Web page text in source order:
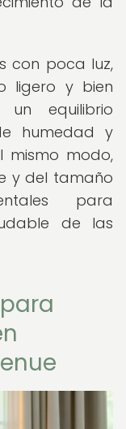
con poca luz,
ligero y bien
un equilibrio
humedad y
mismo modo,
y del tamaño
para
de las